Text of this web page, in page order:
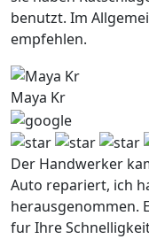
benutzt. Im
empfehlen.
Maya Kr
Der Handwerker
Auto repariert, ich
herausgenommen.
fur Ihre